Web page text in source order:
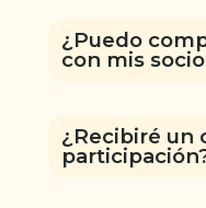
¿Puedo
con mis
¿Recibiré un